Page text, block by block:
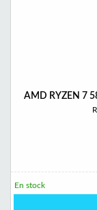
AMD RYZEN 7
En stock